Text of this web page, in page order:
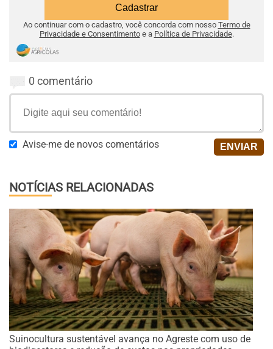
Ao continuar com o cadastro, você concorda com nosso Termo de
Privacidade e Consentimentoe a Política de Privacidade.
0 comentário
Avise-me de novos comentários
NOTÍCIAS RELACIONADAS
Suinocultura sustentável avança no Agreste com uso de